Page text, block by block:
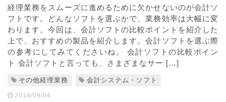
経理業務をスムーズに進めるために欠かせないのが会計ソ
フトです。どんなソフトを選ぶかで、業務効率は大幅に変
わります。今回は、会計ソフトの比較ポイントを紹介した
上で、おすすめの製品を紹介します。会計ソフトを選ぶ際
の参考にしてみてくださいね。 会計ソフトの比較ポイン
ト 会計ソフトと言っても、さまざまなサー […]
その他経理業務 会計システム・ソフト
2018/09/04